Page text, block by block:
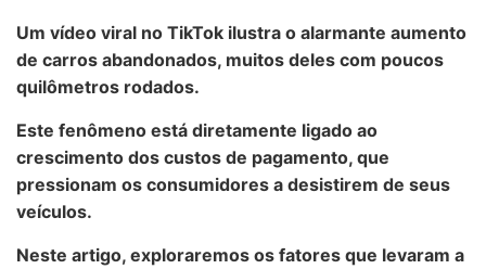
Um vídeo viral no TikTok ilustra o alarmante aumento
de carros abandonados, muitos deles com poucos
quilômetros rodados.
Este fenômeno está diretamente ligado ao
crescimento dos custos de pagamento, que
pressionam os consumidores a desistirem de seus
veículos.
Neste artigo, exploraremos os fatores que levaram a